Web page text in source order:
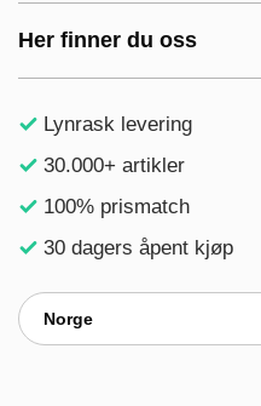
Her finner du oss
Lynrask levering
30.000+ artikler
100% prismatch
30 dagers åpent kjøp
Norge